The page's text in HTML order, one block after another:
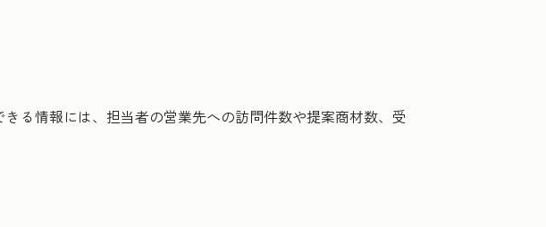
る情報には、担当者の営業先への訪問件数や提案商材数、受